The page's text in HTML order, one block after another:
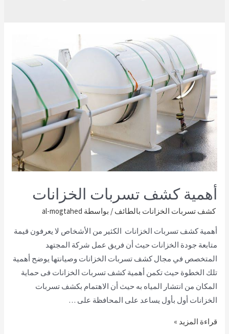
أهمية كشف تسربات الخزانات
كشف تسربات الخزانات بالطائف / بواسطة al-mogtahed
أهمية كشف تسربات الخزانات الكثير من الأشخاص لا يعرفون قيمة
متابعة جودة الخزانات حيث أن فريق عمل شركة المجتهد
المتخصص في مجال كشف تسربات الخزانات وصيانتها يوضح أهمية
تلك الخطوة حيث تكمن أهمية كشف تسربات الخزانات فى حماية
المكان من انتشار المياه به حيث أن الاهتمام بكشف تسربات
الخزانات أول بأول يساعد على المحافظة على …
قراءة المزيد »